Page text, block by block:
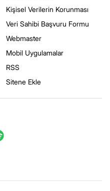
Kişisel Verilerin Korunması
Veri Sahibi Başvuru Formu
Webmaster
Mobil Uygulamalar
RSS
Sitene Ekle